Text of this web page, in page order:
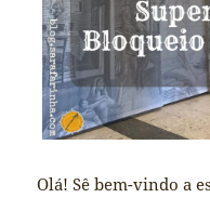
Olá! Sê bem-vindo a